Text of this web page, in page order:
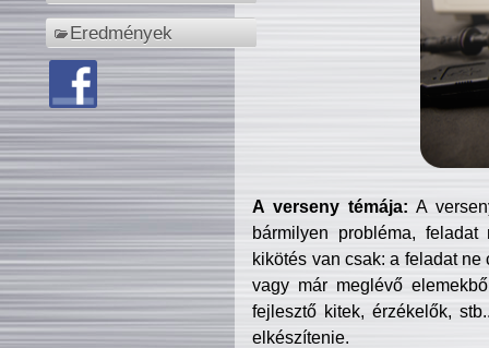
Eredmények
A verseny témája: A
bármilyen probléma, feladat
kikötés van csak: a feladat
vagy már meglévő
fejlesztő kitek, érzékelők,
elkészítenie.